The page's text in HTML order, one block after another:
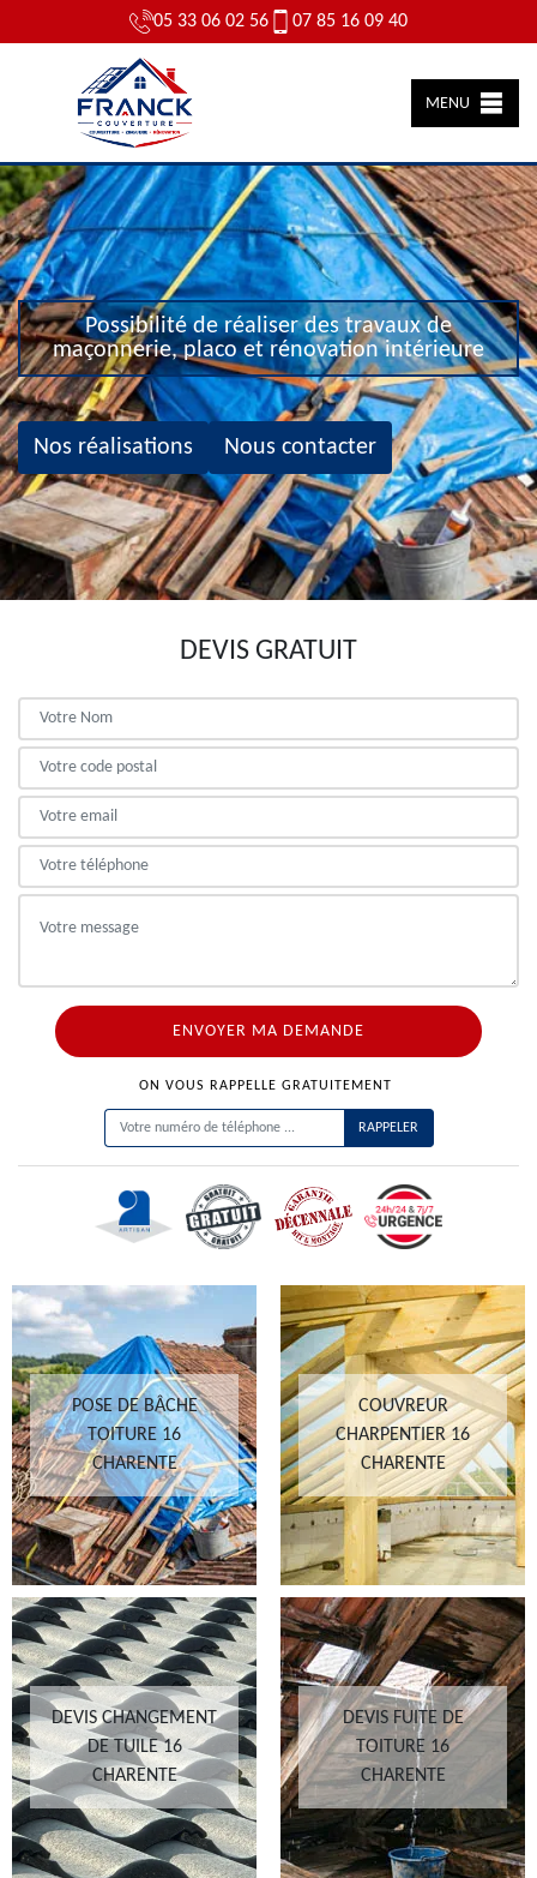
05 33 06 02 56 07 85 16 09 40
MENU
Possibilité de réaliser des travaux de
maçonnerie, placo et rénovation intérieure
Nos réalisations Nous contacter
DEVIS GRATUIT
ON VOUS RAPPELLE GRATUITEMENT
POSE DE BÂCHE
TOITURE 16
CHARENTE
COUVREUR
CHARPENTIER 16
CHARENTE
DEVIS CHANGEMENT
DE TUILE 16
CHARENTE
DEVIS FUITE DE
TOITURE 16
CHARENTE